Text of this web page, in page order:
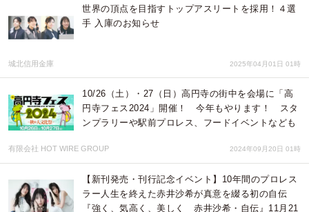
世界の頂点を目指すトップアスリートを採用！４選
手 入庫のお知らせ
城北信用金庫 2025年04月01日 01時
10/26（土）・27（日）高円寺の街中を会場に「高
円寺フェス2024」開催！ 今年もやります！ スタ
ンプラリーや駅前プロレス、フードイベントなども
有限会社 HOT WIRE GROUP 2024年09月20日 01時
【新刊発売・刊行記念イベント】10年間のプロレス
ラー人生を終えた赤井沙希が真意を綴る初の自伝
『強く、気高く、美しく 赤井沙希・自伝』11月21